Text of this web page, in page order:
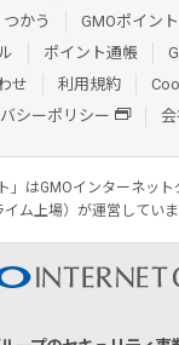
かう
GMOポイン
ポイント通帳
せ
利用規約
シーポリシー
」はGMOインターネッ
イム上場）が運営していま